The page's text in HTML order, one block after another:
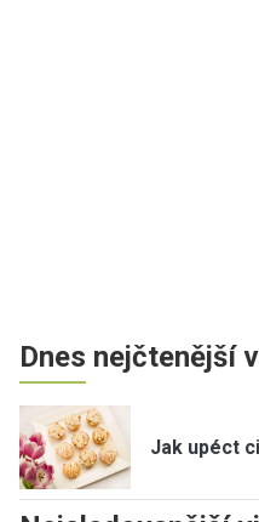
Dnes nejčtenější
Jak upéct